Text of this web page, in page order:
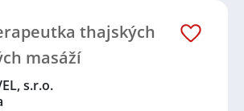
thajských
masáží
s.r.o.